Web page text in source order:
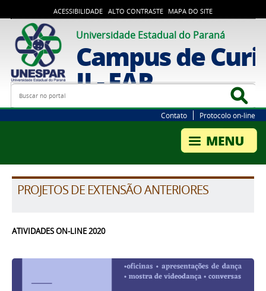
ACESSIBILIDADE ALTO CONTRASTE MAPA DO SITE
Universidade Estadual do Paraná
Campus de
II - FAP
Busca
Contato Protocolo on-line
PROJETOS DE EXTENSÃO ANTERIORES
ATIVIDADES ON-LINE 2020